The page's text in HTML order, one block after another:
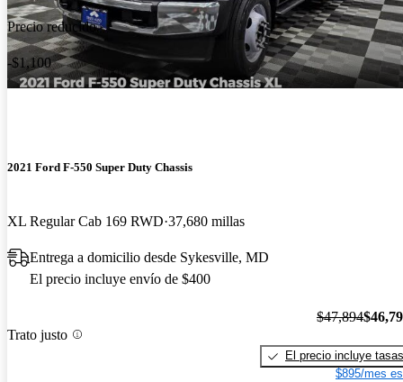
Precio reducido
-$1,100
2021 Ford F-550 Super Duty Chassis
XL Regular Cab 169 RWD 37,680 millas
Entrega a domicilio desde Sykesville, MD
El precio incluye envío de $400
Trato justo
$47,894
El precio incluye tasas
$895/mes